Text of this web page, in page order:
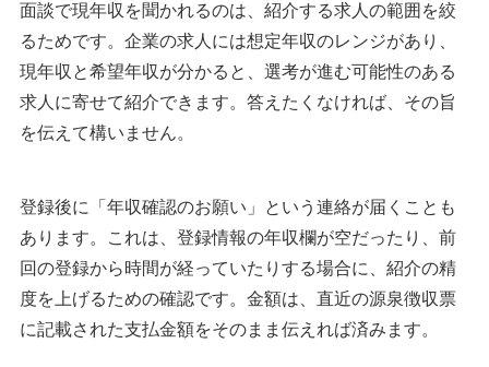
面談で現年収を聞かれるのは、紹介する求人の範囲を絞
るためです。企業の求人には想定年収のレンジがあり、
現年収と希望年収が分かると、選考が進む可能性のある
求人に寄せて紹介できます。答えたくなければ、その旨
を伝えて構いません。
登録後に「年収確認のお願い」という連絡が届くことも
あります。これは、登録情報の年収欄が空だったり、前
回の登録から時間が経っていたりする場合に、紹介の精
度を上げるための確認です。金額は、直近の源泉徴収票
に記載された支払金額をそのまま伝えれば済みます。